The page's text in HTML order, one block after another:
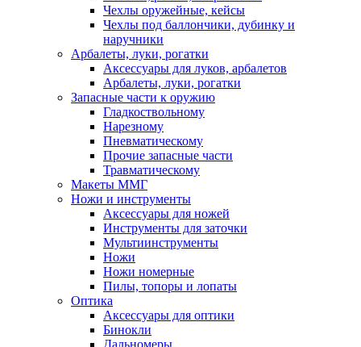
Чехлы оружейные, кейсы
Чехлы под баллончики, дубинку и
наручники
Арбалеты, луки, рогатки
Аксессуары для луков, арбалетов
Арбалеты, луки, рогатки
Запасные части к оружию
Гладкоствольному
Нарезному
Пневматическому
Прочие запасные части
Травматическому
Макеты ММГ
Ножи и инструменты
Аксессуары для ножей
Инструменты для заточки
Мультиинструменты
Ножи
Ножи номерные
Пилы, топоры и лопаты
Оптика
Аксессуары для оптики
Бинокли
Дальномеры